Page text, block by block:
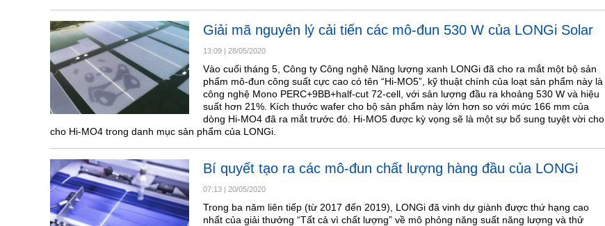
Giải mã nguyên lý cải tiến các mô-đun 530 W của LONGi Solar
13:09 28/05/2020
Vào cuối tháng 5, Công ty Công nghệ Năng lượng xanh LONGi đã cho ra mắt một bộ sản
phẩm mô-đun công suất cực cao có tên “Hi-MO5”, kỹ thuật chính của loạt sản phẩm này là
công nghệ Mono PERC+9BB+half-cut 72-cell, với sản lượng đầu ra khoảng 530 W và hiệu
suất hơn 21%. Kích thước wafer cho bộ sản phẩm này lớn hơn so với mức 166 mm của
dòng Hi-MO4 đã ra mắt trước đó. Hi-MO5 được kỳ vọng sẽ là một sự bổ sung tuyệt vời cho
cho Hi-MO4 trong danh mục sản phẩm của LONGi.
Bí quyết tạo ra các mô-đun chất lượng hàng đầu của LONGi
07:13 20/05/2020
Trong ba năm liên tiếp (từ 2017 đến 2019), LONGi đã vinh dự giành được thứ hạng cao
nhất của giải thưởng “Tất cả vì chất lượng” về mô phỏng năng suất năng lượng và thử